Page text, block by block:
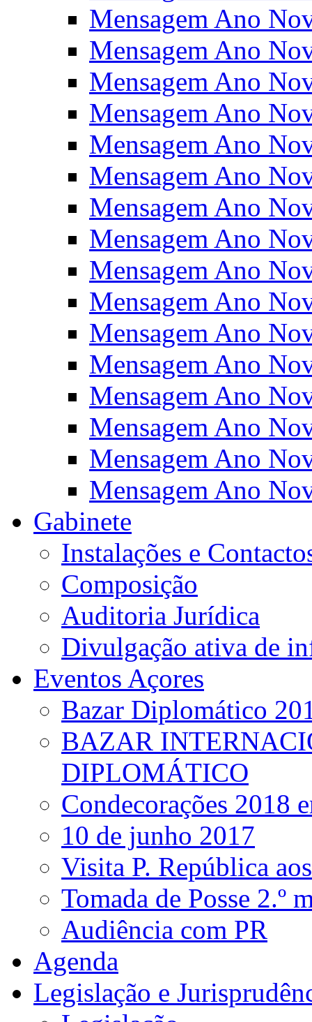
Mensagem Ano
Mensagem Ano
Mensagem Ano
Mensagem Ano
Mensagem Ano
Mensagem Ano
Mensagem Ano
Mensagem Ano
Mensagem Ano
Mensagem Ano
Mensagem Ano
Mensagem Ano
Mensagem Ano
Mensagem Ano
Mensagem Ano
Mensagem Ano
Gabinete
Instalações e
Composição
Auditoria Jurídica
Divulgação ativa de
Eventos Açores
Bazar Diplomático
BAZAR
DIPLOMÁTICO
Condecorações 2018
10 de junho 2017
Visita P. República
Tomada de Posse 2.º
Audiência com PR
Agenda
Legislação e